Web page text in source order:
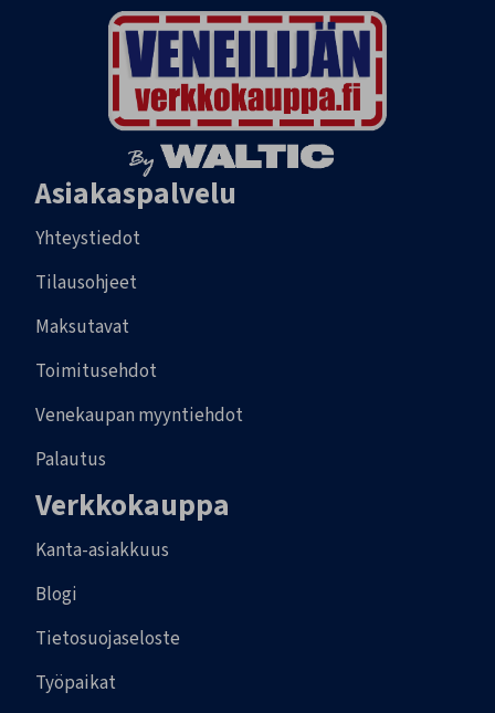
Asiakaspalvelu
Yhteystiedot
Tilausohjeet
Maksutavat
Toimitusehdot
Venekaupan myyntiehdot
Palautus
Verkkokauppa
Kanta-asiakkuus
Blogi
Tietosuojaseloste
Työpaikat